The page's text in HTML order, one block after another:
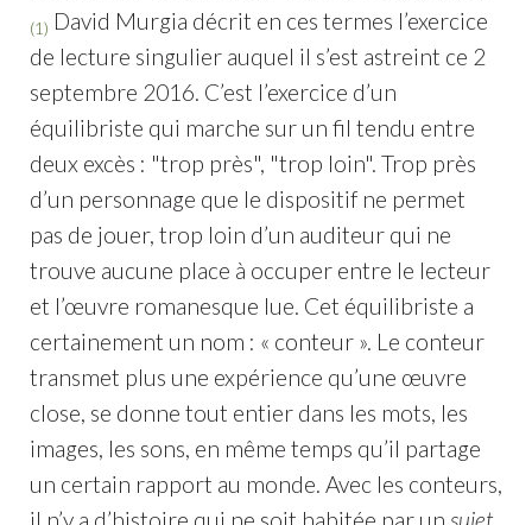
(1) David Murgia décrit en ces termes l’exercice
de lecture singulier auquel il s’est astreint ce 2
septembre 2016. C’est l’exercice d’un
équilibriste qui marche sur un fil tendu entre
deux excès : "trop près", "trop loin". Trop près
d’un personnage que le dispositif ne permet
pas de jouer, trop loin d’un auditeur qui ne
trouve aucune place à occuper entre le lecteur
et l’œuvre romanesque lue. Cet équilibriste a
certainement un nom : « conteur ». Le conteur
transmet plus une expérience qu’une œuvre
close, se donne tout entier dans les mots, les
images, les sons, en même temps qu’il partage
un certain rapport au monde. Avec les conteurs,
il n’y a d’histoire qui ne soit habitée par un sujet